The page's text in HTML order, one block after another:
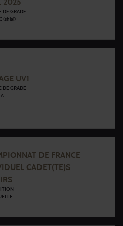
2025
DE GRADE
(shiaï)
UV1
DE GRADE
DE FRANCE
CADET(TE)S